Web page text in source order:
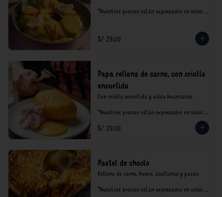
*Nuestros precios están expresados en soles e
S/ 29.00
Papa rellena de carne, con criolla
encurtida
Con criolla encurtida y salsa huancaína.
*Nuestros precios están expresados en soles e
consumo.
S/ 29.00
Pastel de choclo
Relleno de carne, huevo, aceitunas y pasas.
*Nuestros precios están expresados en soles e